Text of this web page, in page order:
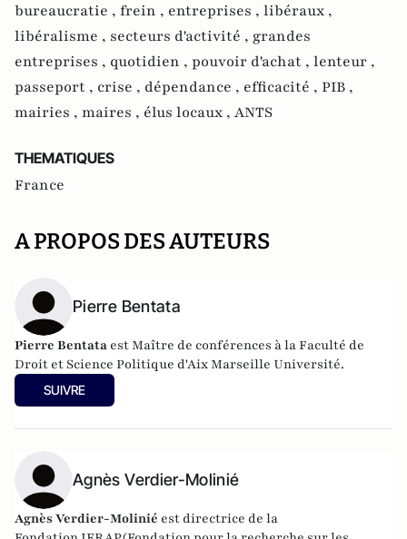
bureaucratie , frein , entreprises , libéraux ,
libéralisme , secteurs d'activité , grandes
entreprises , quotidien , pouvoir d'achat , lenteur ,
passeport , crise , dépendance , efficacité , PIB ,
mairies , maires , élus locaux , ANTS
THEMATIQUES
France
A PROPOS DES AUTEURS
Pierre Bentata
Pierre Bentata est Maître de conférences à la Faculté de
Droit et Science Politique d'Aix Marseille Université.
SUIVRE
Agnès Verdier-Molinié
Agnès Verdier-Molinié est directrice de la